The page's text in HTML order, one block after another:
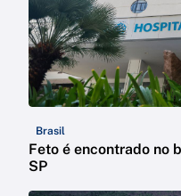
Brasil
Feto é encontrado no
SP